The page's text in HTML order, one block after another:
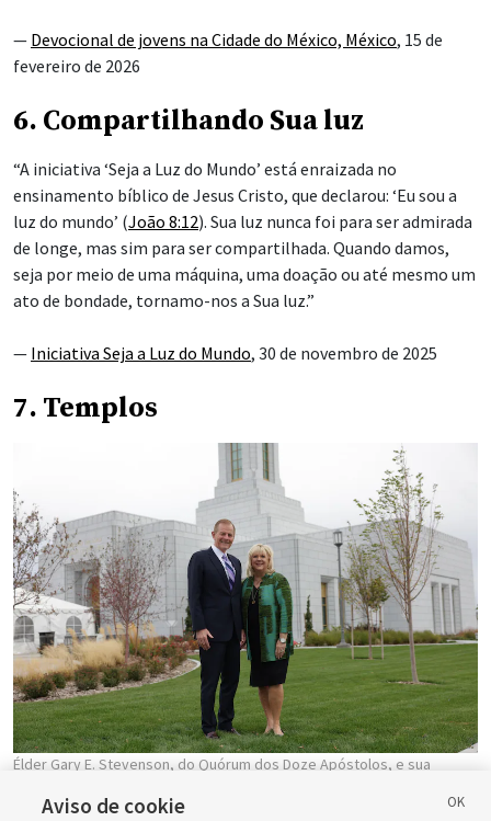
— Devocional de jovens na Cidade do México, México, 15 de
fevereiro de 2026
6. Compartilhando Sua luz
“A iniciativa ‘Seja a Luz do Mundo’ está enraizada no
ensinamento bíblico de Jesus Cristo, que declarou: ‘Eu sou a
luz do mundo’ (João 8:12). Sua luz nunca foi para ser admirada
de longe, mas sim para ser compartilhada. Quando damos,
seja por meio de uma máquina, uma doação ou até mesmo um
ato de bondade, tornamo-nos a Sua luz.”
— Iniciativa Seja a Luz do Mundo, 30 de novembro de 2025
7. Templos
Élder Gary E. Stevenson, do Quórum dos Doze Apóstolos, e sua
Templo de Elko Nevada no sábado, 11 de outubro de 2025.
Aviso de cookie